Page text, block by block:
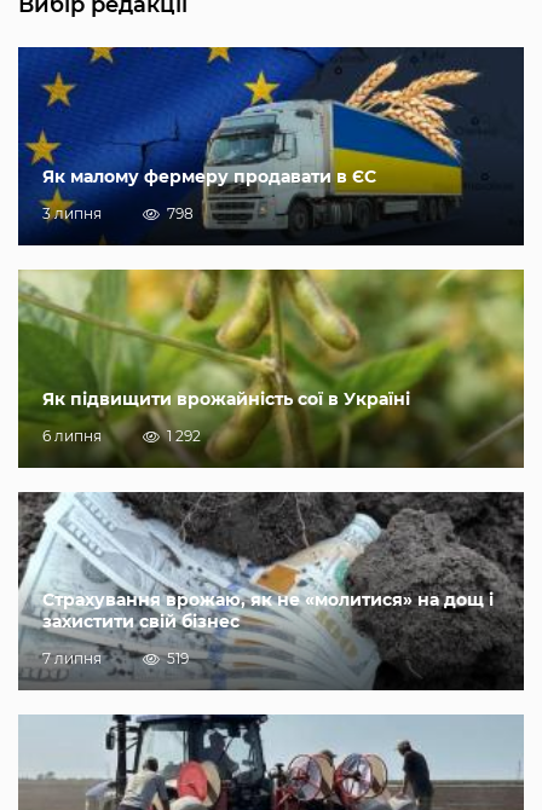
Як малому фермеру продавати в ЄС
3 липня 798
Як підвищити врожайність сої в Україні
6 липня 1 292
Страхування врожаю, як не «молитися» на дощ і
захистити свій бізнес
7 липня 519